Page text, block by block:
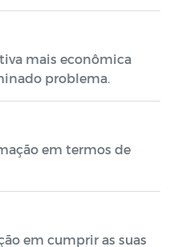
mais econômica
problema.
em termos de
em cumprir as suas